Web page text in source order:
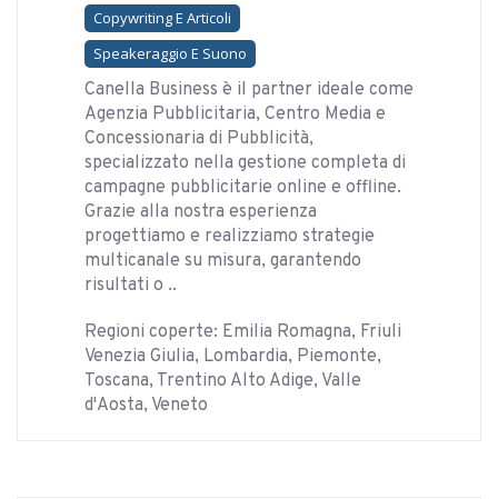
Copywriting E Articoli
Speakeraggio E Suono
Canella Business è il partner ideale come
Agenzia Pubblicitaria, Centro Media e
Concessionaria di Pubblicità,
specializzato nella gestione completa di
campagne pubblicitarie online e offline.
Grazie alla nostra esperienza
progettiamo e realizziamo strategie
multicanale su misura, garantendo
risultati o ..
Regioni coperte: Emilia Romagna, Friuli
Venezia Giulia, Lombardia, Piemonte,
Toscana, Trentino Alto Adige, Valle
d'Aosta, Veneto